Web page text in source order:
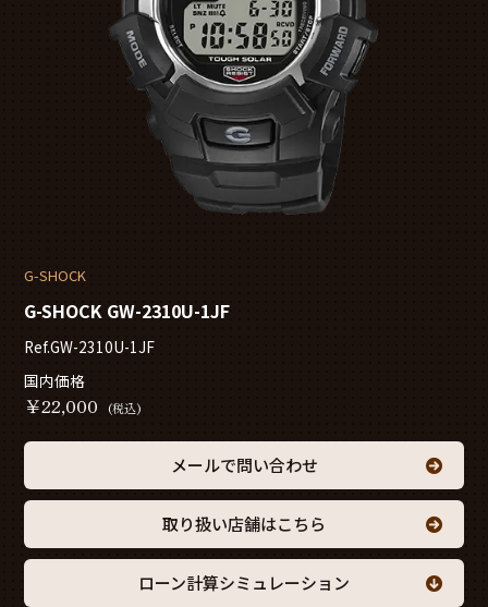
G-SHOCK
G-SHOCK GW-2310U-1JF
Ref.GW-2310U-1JF
国内価格
￥22,000 (税込)
メールで問い合わせ
取り扱い店舗はこちら
ローン計算シミュレーション